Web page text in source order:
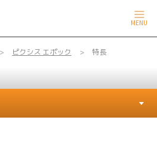
MENU
ピクシス エポック 特長